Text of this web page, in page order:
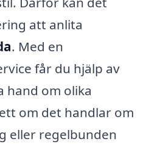
att anlita
. Med en
får du hjälp av
hand om olika
om det handlar om
eller regelbunden